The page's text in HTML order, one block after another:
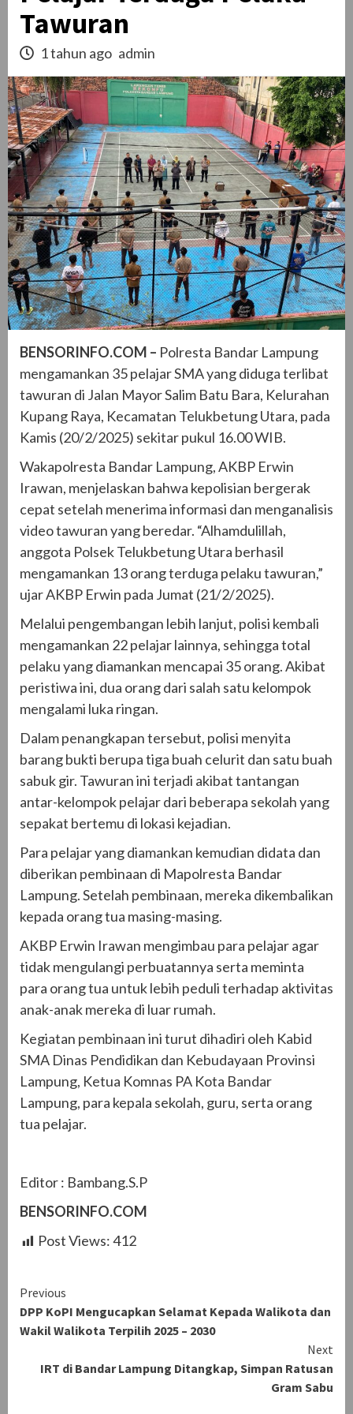
Tawuran
1 tahun ago admin
BENSORINFO.COM – Polresta Bandar Lampung
mengamankan 35 pelajar SMA yang diduga terlibat
tawuran di Jalan Mayor Salim Batu Bara, Kelurahan
Kupang Raya, Kecamatan Telukbetung Utara, pada
Kamis (20/2/2025) sekitar pukul 16.00 WIB.
Wakapolresta Bandar Lampung, AKBP Erwin
Irawan, menjelaskan bahwa kepolisian bergerak
cepat setelah menerima informasi dan menganalisis
video tawuran yang beredar. “Alhamdulillah,
anggota Polsek Telukbetung Utara berhasil
mengamankan 13 orang terduga pelaku tawuran,”
ujar AKBP Erwin pada Jumat (21/2/2025).
Melalui pengembangan lebih lanjut, polisi kembali
mengamankan 22 pelajar lainnya, sehingga total
pelaku yang diamankan mencapai 35 orang. Akibat
peristiwa ini, dua orang dari salah satu kelompok
mengalami luka ringan.
Dalam penangkapan tersebut, polisi menyita
barang bukti berupa tiga buah celurit dan satu buah
sabuk gir. Tawuran ini terjadi akibat tantangan
antar-kelompok pelajar dari beberapa sekolah yang
sepakat bertemu di lokasi kejadian.
Para pelajar yang diamankan kemudian didata dan
diberikan pembinaan di Mapolresta Bandar
Lampung. Setelah pembinaan, mereka dikembalikan
kepada orang tua masing-masing.
AKBP Erwin Irawan mengimbau para pelajar agar
tidak mengulangi perbuatannya serta meminta
para orang tua untuk lebih peduli terhadap aktivitas
anak-anak mereka di luar rumah.
Kegiatan pembinaan ini turut dihadiri oleh Kabid
SMA Dinas Pendidikan dan Kebudayaan Provinsi
Lampung, Ketua Komnas PA Kota Bandar
Lampung, para kepala sekolah, guru, serta orang
tua pelajar.
Editor : Bambang.S.P
BENSORINFO.COM
Post Views:412
Continue
Reading
Previous
DPP KoPI Mengucapkan Selamat Kepada Walikota dan
Wakil Walikota Terpilih 2025 – 2030
Next
IRT di Bandar Lampung Ditangkap, Simpan Ratusan
Gram Sabu